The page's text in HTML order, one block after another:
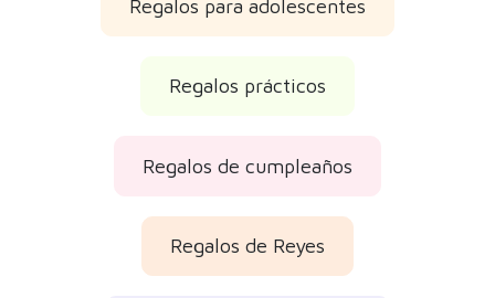
Regalos para adolescentes
Regalos prácticos
Regalos de cumpleaños
Regalos de Reyes